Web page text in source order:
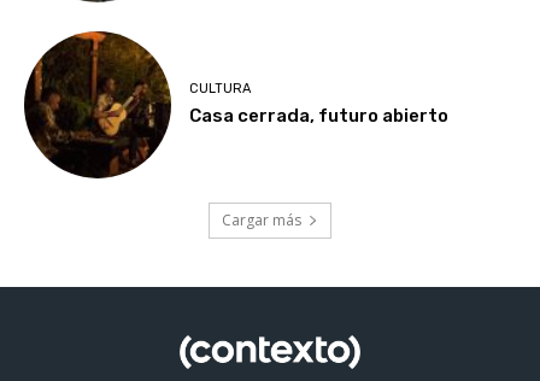
CULTURA
Casa cerrada, futuro abierto
Cargar más